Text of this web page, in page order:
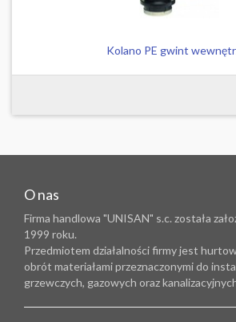
Kolano PE gwint
O nas
Firma handlowa "UNISAN" s.c. została
1999 roku.
Przedmiotem działalności firmy jest
obrót materiałami przeznaczonymi do
grzewczych, gazowych oraz